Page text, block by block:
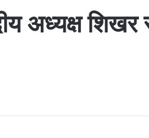
अध्यक्ष